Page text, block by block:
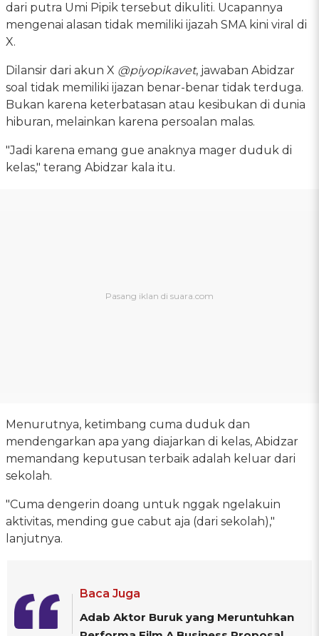
dari putra Umi Pipik tersebut dikuliti. Ucapannya
mengenai alasan tidak memiliki ijazah SMA kini viral di
X.
Dilansir dari akun X @piyopikavet, jawaban Abidzar
soal tidak memiliki ijazan benar-benar tidak terduga.
Bukan karena keterbatasan atau kesibukan di dunia
hiburan, melainkan karena persoalan malas.
"Jadi karena emang gue anaknya mager duduk di
kelas," terang Abidzar kala itu.
Menurutnya, ketimbang cuma duduk dan
mendengarkan apa yang diajarkan di kelas, Abidzar
memandang keputusan terbaik adalah keluar dari
sekolah.
"Cuma dengerin doang untuk nggak ngelakuin
aktivitas, mending gue cabut aja (dari sekolah),"
lanjutnya.
Baca Juga
Adab Aktor Buruk yang Meruntuhkan